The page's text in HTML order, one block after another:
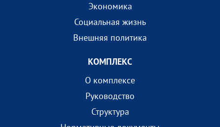
Экономика
Социальная жизнь
Внешняя политика
КОМПЛEКС
О комплексе
Руководство
Структура